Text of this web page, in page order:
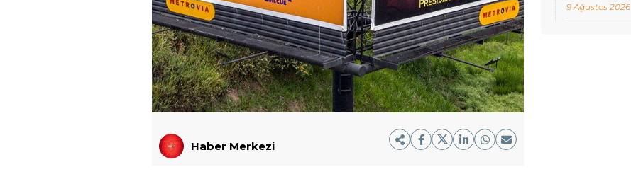
Haber Merkezi
9 Ağustos 2026